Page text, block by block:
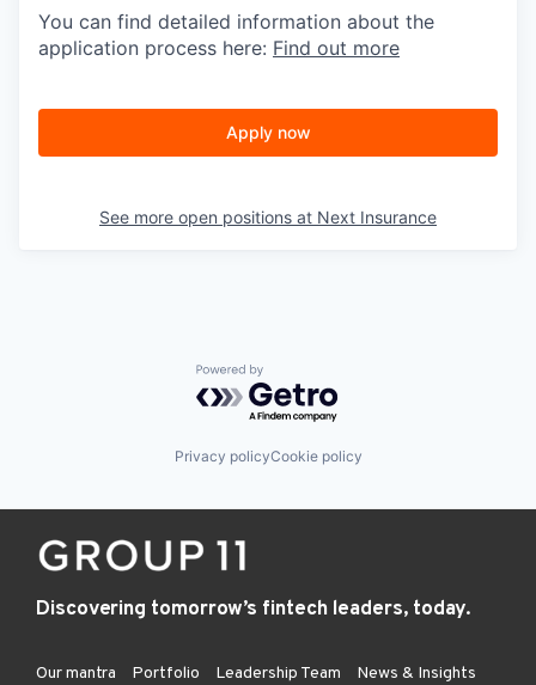
You can find detailed information about the
application process here: Find out more
Apply now
See more open positions at Next Insurance
Powered by Getro.com
Privacy policyCookie policy
Discovering tomorrow’s fintech leaders, today.
Our mantra Portfolio Leadership Team
News & Insights